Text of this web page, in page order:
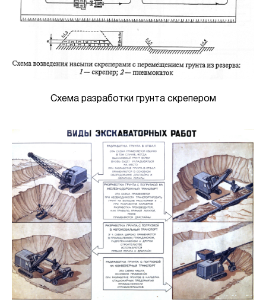
Схема разработки грунта скрепером